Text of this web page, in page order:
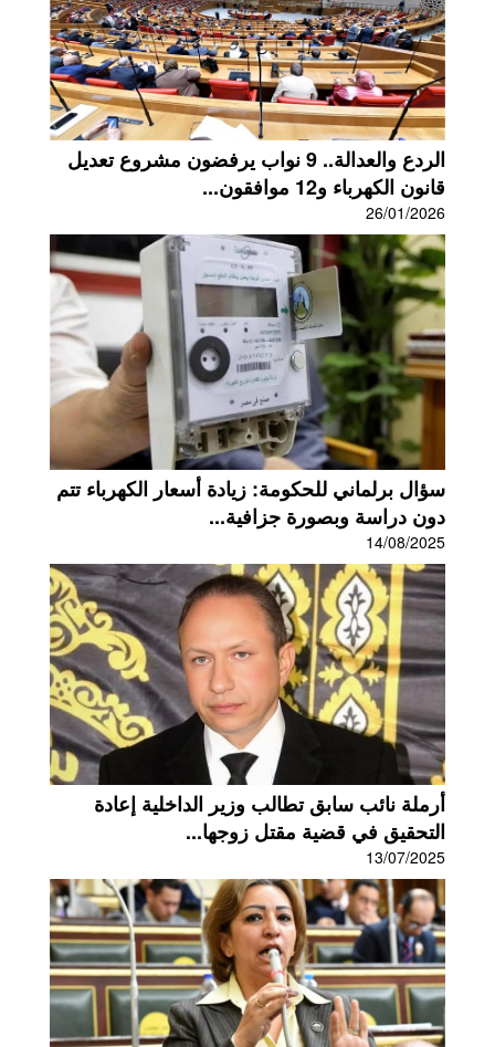
الردع والعدالة.. 9 نواب يرفضون مشروع تعديل
قانون الكهرباء و12 موافقون...
26/01/2026
سؤال برلماني للحكومة: زيادة أسعار الكهرباء تتم
دون دراسة وبصورة جزافية...
14/08/2025
أرملة نائب سابق تطالب وزير الداخلية إعادة
التحقيق في قضية مقتل زوجها...
13/07/2025